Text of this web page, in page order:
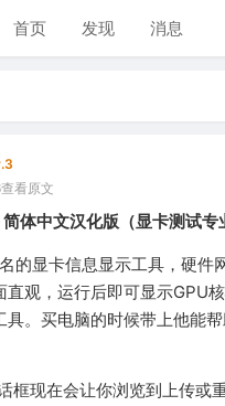
首页 发现 消息
查看原文
体中文汉化版（显卡测试专
的显卡信息显示工具，硬
直观，运行后即可显示GPU
具。买电脑的时候带上他能
框现在会让你浏览到上传或